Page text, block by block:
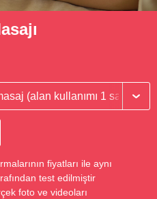
(alan kullanımı 1 saat)
fiyatları ile aynı
test edilmiştir
foto ve videoları